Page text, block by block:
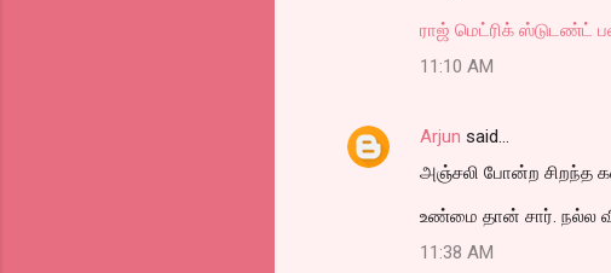
ராஜ் மெட்ரிக் ஸ்டுடண்ட்
11:10 AM
Arjun said…
அஞ்சலி போன்ற சிறந்த
உண்மை தான் சார். நல்ல
11:38 AM